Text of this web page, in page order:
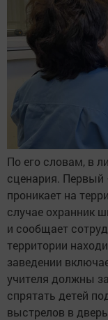
По его словам, в
сценария.
проникает на
случае охранник
и сообщает
территории
заведении
учителя должны
спрятать детей
выстрелов в